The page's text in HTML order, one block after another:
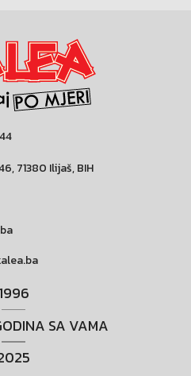
71380 Ilijaš, BIH
1996
SA VAMA